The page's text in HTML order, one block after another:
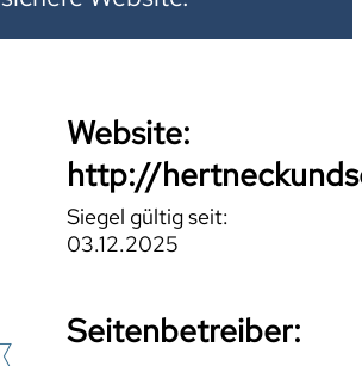
Website:
http://
Siegel gültig seit:
03.12.2025
Seitenbetreiber: